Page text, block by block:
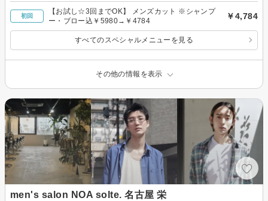
初回
【お試し☆3回までOK】 メンズカット ※シャンプ
ー・ブロー込￥5980→￥4784
￥4,784
すべてのスペシャルメニューを見る
その他の情報を表示
men's salon NOA solte. 名古屋 栄